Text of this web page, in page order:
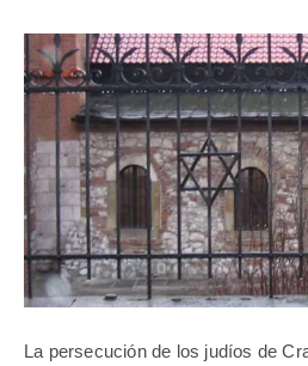
La persecución de los judíos de